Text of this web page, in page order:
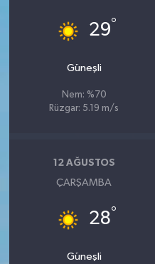
29°
Güneşli
Nem: %70
Rüzgar: 5.19 m/s
12 AĞUSTOS
ÇARŞAMBA
28°
Güneşli